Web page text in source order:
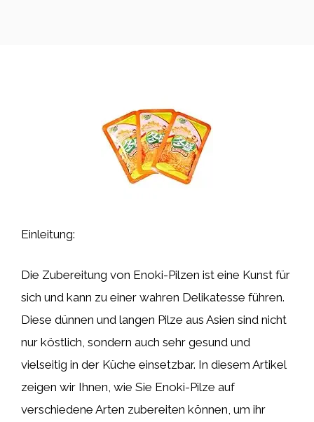
Einleitung:
Die Zubereitung von Enoki-Pilzen ist eine Kunst für
sich und kann zu einer wahren Delikatesse führen.
Diese dünnen und langen Pilze aus Asien sind nicht
nur köstlich, sondern auch sehr gesund und
vielseitig in der Küche einsetzbar. In diesem Artikel
zeigen wir Ihnen, wie Sie Enoki-Pilze auf
verschiedene Arten zubereiten können, um ihr